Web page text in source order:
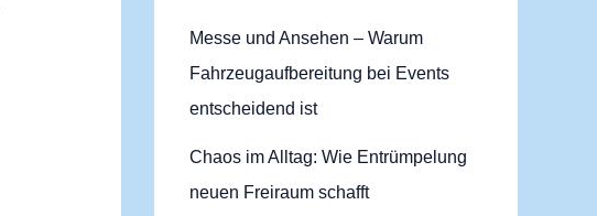
Messe und Ansehen – Warum
Fahrzeugaufbereitung bei Events
entscheidend ist
Chaos im Alltag: Wie Entrümpelung
neuen Freiraum schafft